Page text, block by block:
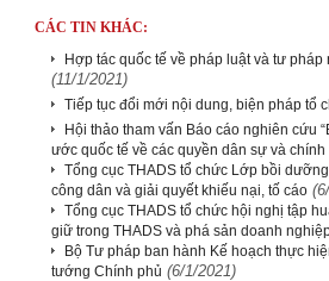
CÁC TIN KHÁC:
Hợp tác quốc tế về pháp luật và tư
(11/1/2021)
Tiếp tục đổi mới nội dung, biện pháp tổ
Hội thảo tham vấn Báo cáo nghiên cứu
ước quốc tế về các quyền dân sự và chính
Tổng cục THADS tổ chức Lớp bồi
công dân và giải quyết khiếu nại, tố cáo
Tổng cục THADS tổ chức hội nghị tập
giữ trong THADS và phá sản doanh
Bộ Tư pháp ban hành Kế hoạch thực
tướng Chính phủ (6/1/2021)